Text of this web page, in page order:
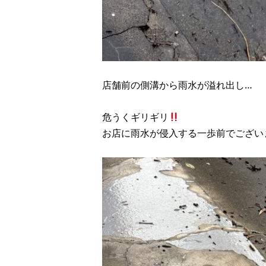
店舗前の側溝から雨水が溢れ出し…
危うくギリギリ
お店に雨水が侵入する一歩前でござ